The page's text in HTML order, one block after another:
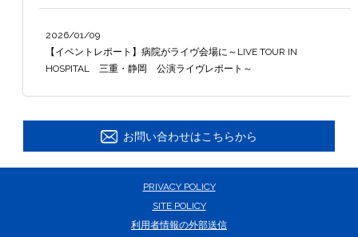
2026/01/09
【イベントレポート】病院がライヴ会場に～LIVE TOUR IN
HOSPITAL 三重・静岡 公演ライヴレポート～
お問い合わせはこちらから
PRIVACY POLICY
SITE POLICY
利用者情報の外部送信